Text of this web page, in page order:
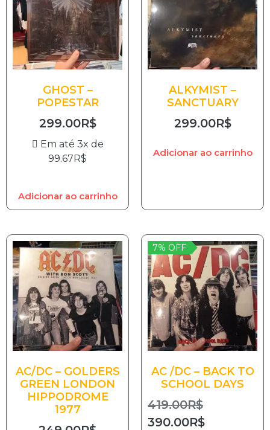
GHOST –
POPESTAR
299.00R$
Em até 3x de
99.67R$
Adicionar ao carrinho
ALKYMIST –
SANCTUARY
299.00R$
Adicionar ao carrinho
AC/DC – GOLDERS
GREEN LONDON
HIPPODROME
1977
7% OFF
AC /DC – BACK TO
SCHOOL DAYS
419.00R$
390.00R$